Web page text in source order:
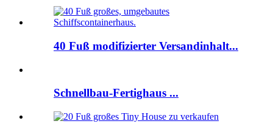
40 Fuß modifizierter Versandinhalt...
Schnellbau-Fertighaus ...